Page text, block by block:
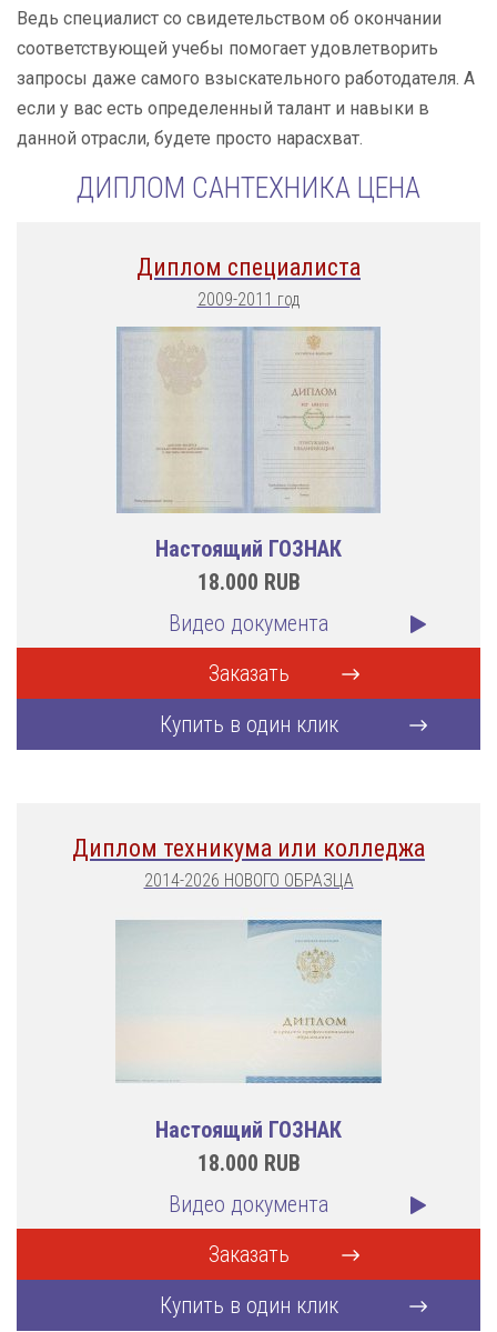
Ведь специалист со свидетельством об окончании
соответствующей учебы помогает удовлетворить
запросы даже самого взыскательного работодателя. А
если у вас есть определенный талант и навыки в
данной отрасли, будете просто нарасхват.
ДИПЛОМ САНТЕХНИКА ЦЕНА
Диплом специалиста
2009-2011 год
Настоящий ГОЗНАК
18.000 RUB
Видео документа
Заказать
Купить в один клик
Диплом техникума или колледжа
2014-2026 НОВОГО ОБРАЗЦА
Настоящий ГОЗНАК
18.000 RUB
Видео документа
Заказать
Купить в один клик